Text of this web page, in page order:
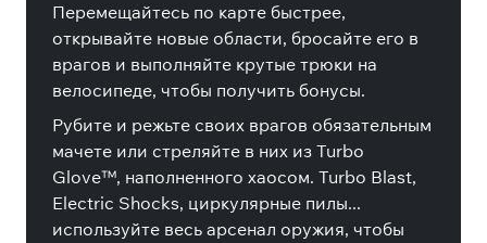
Перемещайтесь по карте быстрее,
открывайте новые области, бросайте его в
врагов и выполняйте крутые трюки на
велосипеде, чтобы получить бонусы.
Рубите и режьте своих врагов обязательным
мачете или стреляйте в них из Turbo
Glove™, наполненного хаосом. Turbo Blast,
Electric Shocks, циркулярные пилы...
используйте весь арсенал оружия, чтобы